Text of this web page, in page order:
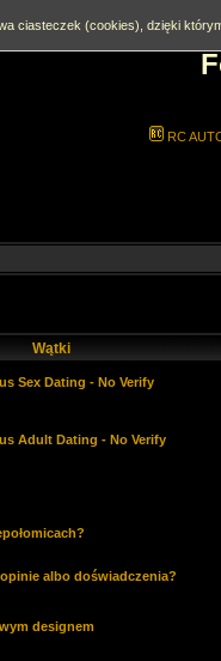
RC
Wątki
Sex Dating - No Verify
Adult Dating - No Verify
albo doświadczenia?
designem
ciasteczek (cookies), dzięki